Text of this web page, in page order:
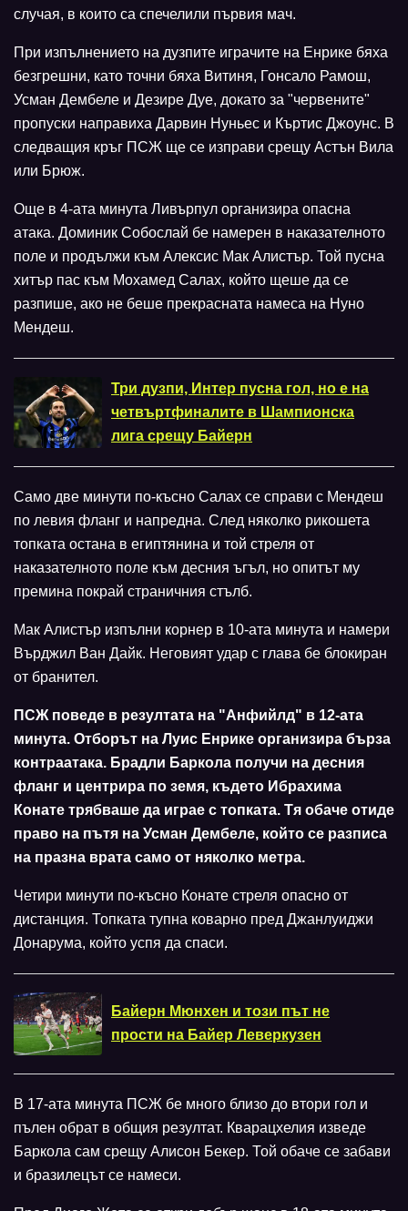
случая, в които са спечелили първия мач.
При изпълнението на дузпите играчите на Енрике бяха
безгрешни, като точни бяха Витиня, Гонсало Рамош,
Усман Дембеле и Дезире Дуе, докато за "червените"
пропуски направиха Дарвин Нуньес и Къртис Джоунс. В
следващия кръг ПСЖ ще се изправи срещу Астън Вила
или Брюж.
Още в 4-ата минута Ливърпул организира опасна
атака. Доминик Собослай бе намерен в наказателното
поле и продължи към Алексис Мак Алистър. Той пусна
хитър пас към Мохамед Салах, който щеше да се
разпише, ако не беше прекрасната намеса на Нуно
Мендеш.
Три дузпи, Интер пусна гол, но е на
четвъртфиналите в Шампионска
лига срещу Байерн
Само две минути по-късно Салах се справи с Мендеш
по левия фланг и напредна. След няколко рикошета
топката остана в египтянина и той стреля от
наказателното поле към десния ъгъл, но опитът му
премина покрай страничния стълб.
Мак Алистър изпълни корнер в 10-ата минута и намери
Върджил Ван Дайк. Неговият удар с глава бе блокиран
от бранител.
ПСЖ поведе в резултата на "Анфийлд" в 12-ата
минута. Отборът на Луис Енрике организира бърза
контраатака. Брадли Баркола получи на десния
фланг и центрира по земя, където Ибрахима
Конате трябваше да играе с топката. Тя обаче отиде
право на пътя на Усман Дембеле, който се разписа
на празна врата само от няколко метра.
Четири минути по-късно Конате стреля опасно от
дистанция. Топката тупна коварно пред Джанлуиджи
Донарума, който успя да спаси.
Байерн Мюнхен и този път не
прости на Байер Леверкузен
В 17-ата минута ПСЖ бе много близо до втори гол и
пълен обрат в общия резултат. Кварацхелия изведе
Баркола сам срещу Алисон Бекер. Той обаче се забави
и бразилецът се намеси.